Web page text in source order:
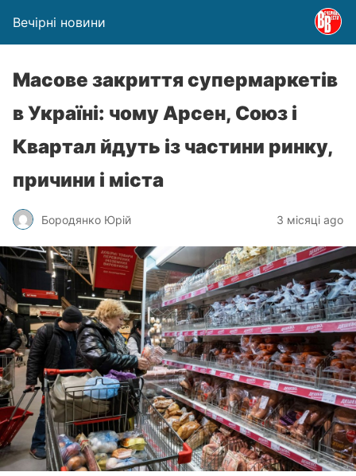
Вечірні новини
Масове закриття супермаркетів
в Україні: чому Арсен, Союз і
Квартал йдуть із частини ринку,
причини і міста
Бородянко Юрій 3 місяці ago